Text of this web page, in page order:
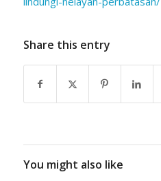
Share this entry
You might also like